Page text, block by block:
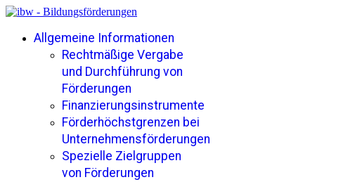
Allgemeine Informationen
Rechtmäßige Vergabe
und Durchführung von
Förderungen
Finanzierungsinstrumente
Förderhöchstgrenzen bei
Unternehmensförderungen
Spezielle Zielgruppen
von Förderungen